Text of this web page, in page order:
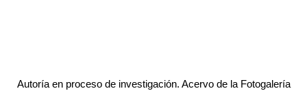
Autoría en proceso de investigación. Acervo de la Fotogalería